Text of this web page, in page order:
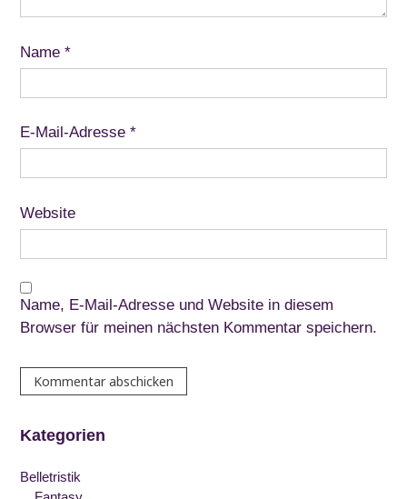
Name*
E-Mail-Adresse*
Website
Name, E-Mail-Adresse und Website in diesem
Browser für meinen nächsten Kommentar speichern.
Kategorien
Belletristik